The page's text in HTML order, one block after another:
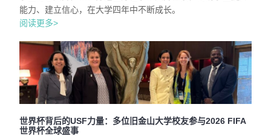
能力、建立信心，在大学四年中不断成长。
阅读更多>
世界杯背后的USF力量：多位旧金山大学校友参与2026 FIFA
世界杯全球盛事